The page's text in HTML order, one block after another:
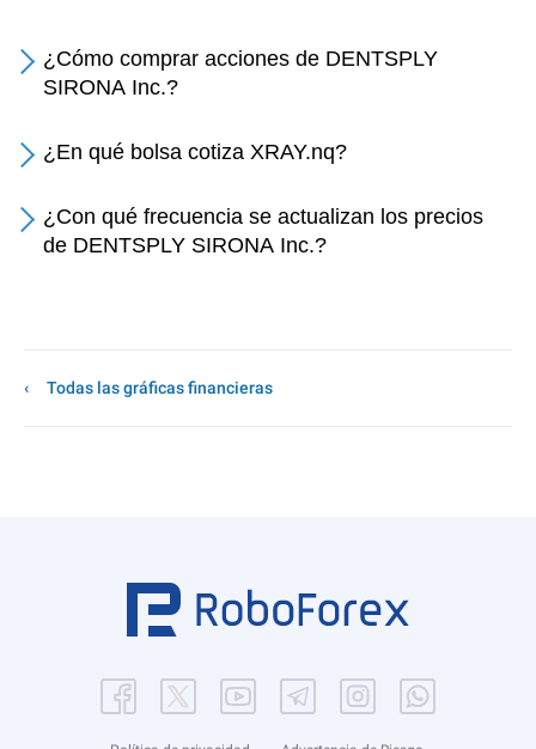
¿Cómo comprar acciones de DENTSPLY
SIRONA Inc.?
¿En qué bolsa cotiza XRAY.nq?
¿Con qué frecuencia se actualizan los precios
de DENTSPLY SIRONA Inc.?
Todas las gráficas financieras